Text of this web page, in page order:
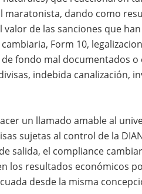
maratonista, dando como
de las sanciones que
Form 10,
fondo mal documentados
indebida canalización,
un llamado amable al
sujetas al control de la
salida, el compliance
los resultados económicos
desde la misma